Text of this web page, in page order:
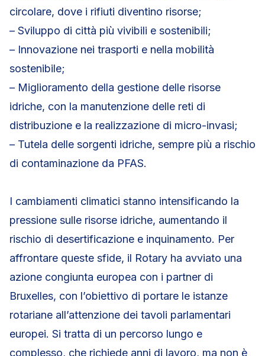
circolare, dove i rifiuti diventino risorse;
– Sviluppo di città più vivibili e sostenibili;
– Innovazione nei trasporti e nella mobilità
sostenibile;
– Miglioramento della gestione delle risorse
idriche, con la manutenzione delle reti di
distribuzione e la realizzazione di micro-invasi;
– Tutela delle sorgenti idriche, sempre più a rischio
di contaminazione da PFAS.
I cambiamenti climatici stanno intensificando la
pressione sulle risorse idriche, aumentando il
rischio di desertificazione e inquinamento. Per
affrontare queste sfide, il Rotary ha avviato una
azione congiunta europea con i partner di
Bruxelles, con l’obiettivo di portare le istanze
rotariane all’attenzione dei tavoli parlamentari
europei. Si tratta di un percorso lungo e
complesso, che richiede anni di lavoro, ma non è